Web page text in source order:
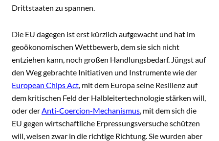
Drittstaaten zu spannen.
Die EU dagegen ist erst kürzlich aufgewacht und hat im
geoökonomischen Wettbewerb, dem sie sich nicht
entziehen kann, noch großen Handlungsbedarf. Jüngst auf
den Weg gebrachte Initiativen und Instrumente wie der
European Chips Act, mit dem Europa seine Resilienz auf
dem kritischen Feld der Halbleitertechnologie stärken will,
oder derAnti-Coercion-Mechanismus, mit dem sich die
EU gegen wirtschaftliche Erpressungsversuche schützen
will, weisen zwar in die richtige Richtung. Sie wurden aber